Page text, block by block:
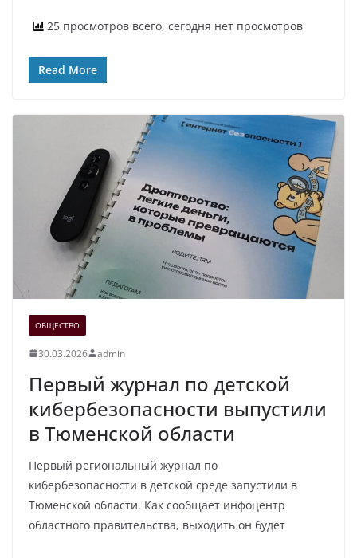
25 просмотров всего, сегодня нет просмотров
Read More
ОБЩЕСТВО
30.03.2026 admin
Первый журнал по детской
кибербезопасности выпустили
в Тюменской области
Первый региональный журнал по
кибербезопасности в детской среде запустили в
Тюменской области. Как сообщает инфоцентр
областного правительства, выходить он будет